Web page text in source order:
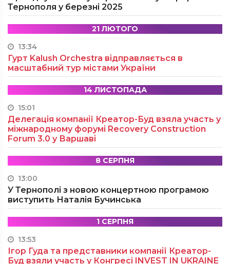
Тернополя у березні 2025
21 ЛЮТОГО
13:34
Гурт Kalush Orchestra відправляється в
масштабний тур містами України
14 ЛИСТОПАДА
15:01
Делегація компанії Креатор-Буд взяла участь у
міжнародному форумі Recovery Construction
Forum 3.0 у Варшаві
8 СЕРПНЯ
13:00
У Тернополі з новою концертною програмою
виступить Наталія Бучинська
1 СЕРПНЯ
13:53
Ігор Гуда та представники компанії Креатор-
Буд взяли участь у Конгресі INVEST IN UKRAINE